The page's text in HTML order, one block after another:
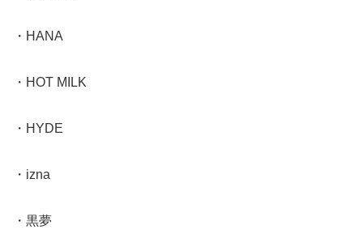
・HANA
・HOT MILK
・HYDE
・izna
・黒夢